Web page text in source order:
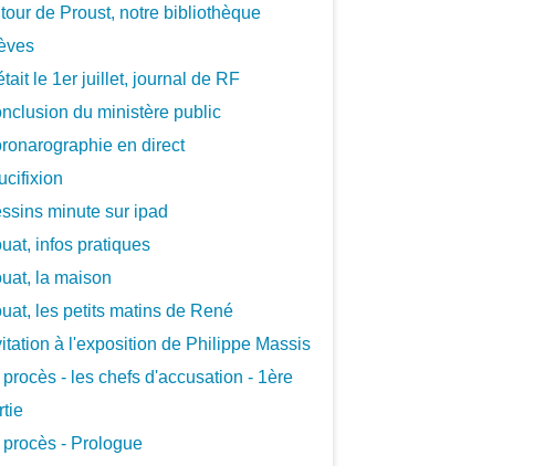
de Proust, notre bibliothèque
le 1er juillet, journal de RF
du ministère public
en direct
minute sur ipad
infos pratiques
la maison
les petits matins de René
à l'exposition de Philippe Massis
procès - les chefs d'accusation - 1ère
procès - Prologue